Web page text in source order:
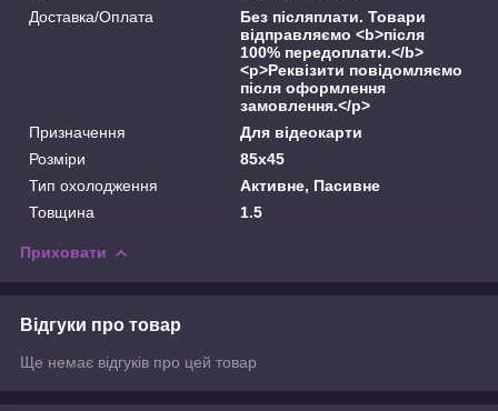
Доставка/Оплата
Без післяплати. Товари
відправляємо <b>після
100% передоплати.</b>
<p>Реквізити повідомляємо
після оформлення
замовлення.</p>
Призначення
Для відеокарти
Розміри
85x45
Тип охолодження
Активне, Пасивне
Товщина
1.5
Приховати
Відгуки про товар
Ще немає відгуків про цей товар